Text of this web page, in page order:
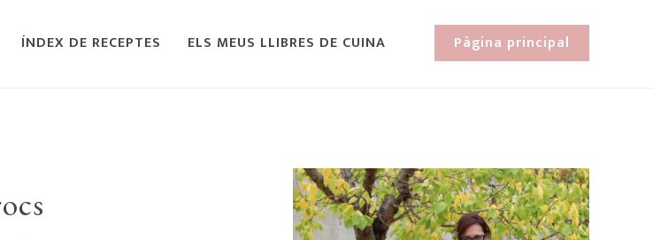
ÍNDEX DE RECEPTES ELS MEUS LLIBRES DE CUINA Pàgina principal